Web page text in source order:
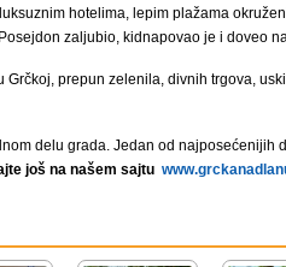
hotelima, lepim plažama
zaljubio, kidnapovao je i doveo
prepun zelenila, divnih trgova,
delu grada. Jedan od
još na našem sajtu